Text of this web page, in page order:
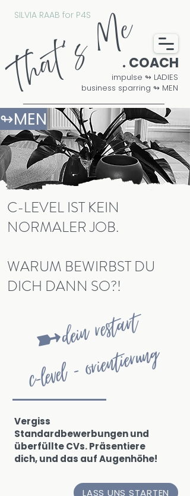
. COACH
That´s Meimpulse ↬ LADIES
business sparring ↬ MEN
SILVIA RAAB for P4S
↬MEN
C-LEVEL IST KEIN
NORMALER JOB.
WARUM BEWIRBST DU
DICH DANN SO?!
➼dein restart
c-level - orientierung
Vergiss
Standardbewerbungen und
überfüllte CVs. Präsentiere
dich, und das auf Augenhöhe!
LASS UNS STARTEN